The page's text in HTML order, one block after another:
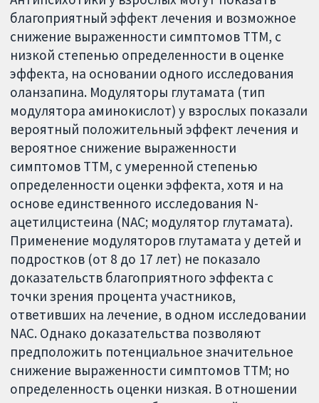
благоприятный эффект лечения и возможное
снижение выраженности симптомов ТТМ, с
низкой степенью определенности в оценке
эффекта, на основании одного исследования
оланзапина. Модуляторы глутамата (тип
модулятора аминокислот) у взрослых показали
вероятный положительный эффект лечения и
вероятное снижение выраженности
симптомов ТТМ, с умеренной степенью
определенности оценки эффекта, хотя и на
основе единственного исследования N-
ацетилцистеина (NAC; модулятор глутамата).
Применение модуляторов глутамата у детей и
подростков (от 8 до 17 лет) не показало
доказательств благоприятного эффекта с
точки зрения процента участников,
ответивших на лечение, в одном исследовании
NAC. Однако доказательства позволяют
предположить потенциальное значительное
снижение выраженности симптомов ТТМ; но
определенность оценки низкая. В отношении